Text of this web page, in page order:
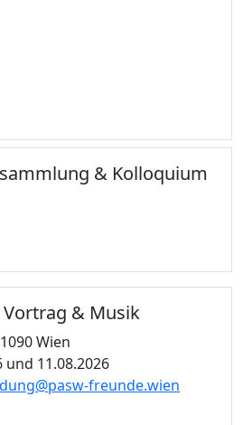
& Kolloquium
& Musik
Wien
und 11.08.2026
freunde.wien